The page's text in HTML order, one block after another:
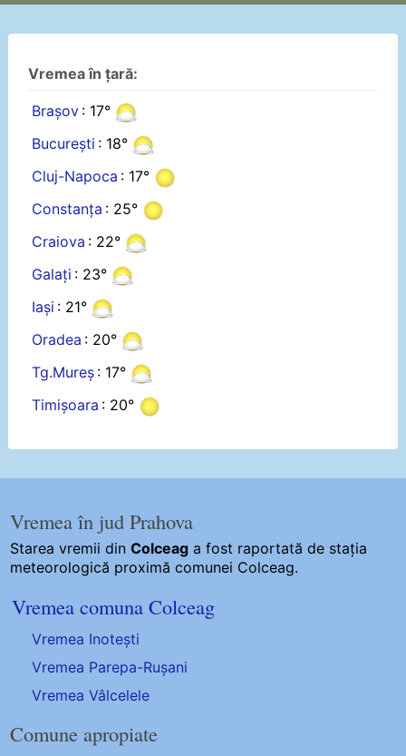
Vremea în țară:
Brașov : 17°
București : 18°
Cluj-Napoca : 17°
Constanța : 25°
Craiova : 22°
Galați : 23°
Iași : 21°
Oradea : 20°
Tg.Mureș : 17°
Timișoara : 20°
Vremea în jud Prahova
Starea vremii dinColceag a fost raportată de stația
meteorologică proximă comunei Colceag.
Vremea comuna Colceag
Vremea Inotești
Vremea Parepa-Rușani
Vremea Vâlcelele
Comune apropiate